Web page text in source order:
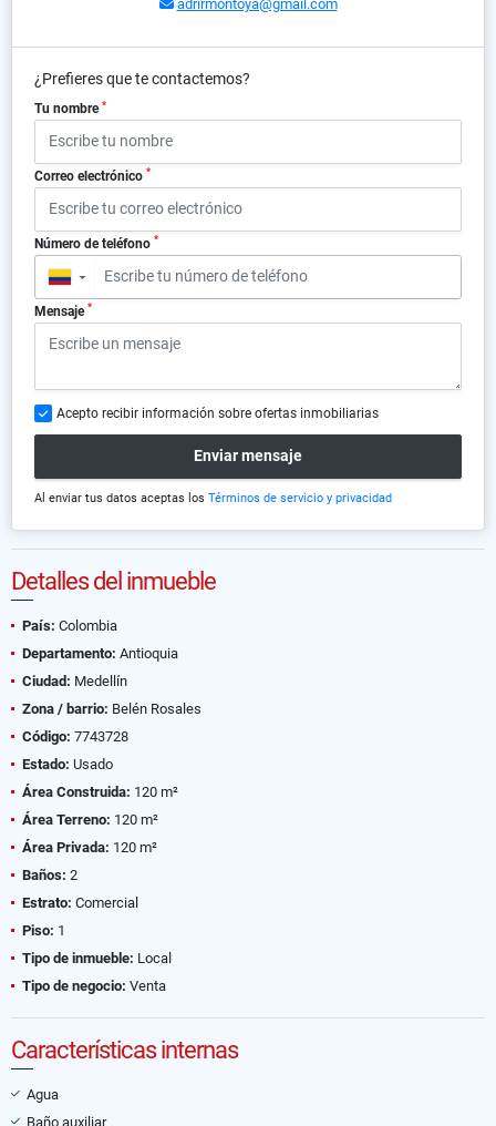
adrirmontoya@gmail.com
¿Prefieres que te contactemos?
Tu nombre *
Correo electrónico *
Número de teléfono *
▼
Mensaje *
Acepto recibir información sobre ofertas inmobiliarias
Enviar mensaje
Al enviar tus datos aceptas los Términos de servicio y privacidad
Detalles del inmueble
País: Colombia
Departamento: Antioquia
Ciudad: Medellín
Zona / barrio: Belén Rosales
Código: 7743728
Estado: Usado
Área Construida: 120 m²
Área Terreno: 120 m²
Área Privada: 120 m²
Baños: 2
Estrato: Comercial
Piso: 1
Tipo de inmueble: Local
Tipo de negocio: Venta
Características internas
Agua
Baño auxiliar